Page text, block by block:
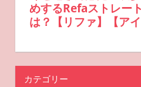
カテゴリー